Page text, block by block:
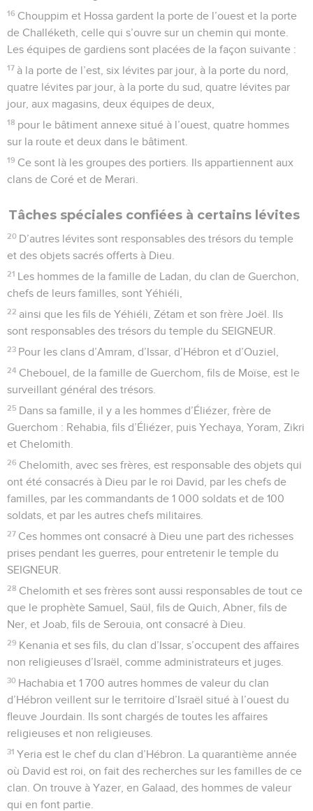
16 Chouppim et Hossa gardent la porte de l’ouest et la porte
de Challéketh, celle qui s’ouvre sur un chemin qui monte.
Les équipes de gardiens sont placées de la façon suivante :
17 à la porte de l’est, six lévites par jour, à la porte du nord,
quatre lévites par jour, à la porte du sud, quatre lévites par
jour, aux magasins, deux équipes de deux,
18 pour le bâtiment annexe situé à l’ouest, quatre hommes
sur la route et deux dans le bâtiment.
19 Ce sont là les groupes des portiers. Ils appartiennent aux
clans de Coré et de Merari.
Tâches spéciales confiées à certains lévites
20 D’autres lévites sont responsables des trésors du temple
et des objets sacrés offerts à Dieu.
21 Les hommes de la famille de Ladan, du clan de Guerchon,
chefs de leurs familles, sont Yéhiéli,
22 ainsi que les fils de Yéhiéli, Zétam et son frère Joël. Ils
sont responsables des trésors du temple du SEIGNEUR.
23 Pour les clans d’Amram, d’Issar, d’Hébron et d’Ouziel,
24 Chebouel, de la famille de Guerchom, fils de Moïse, est le
surveillant général des trésors.
25 Dans sa famille, il y a les hommes d’Éliézer, frère de
Guerchom : Rehabia, fils d’Éliézer, puis Yechaya, Yoram, Zikri
et Chelomith.
26 Chelomith, avec ses frères, est responsable des objets qui
ont été consacrés à Dieu par le roi David, par les chefs de
familles, par les commandants de 1 000 soldats et de 100
soldats, et par les autres chefs militaires.
27 Ces hommes ont consacré à Dieu une part des richesses
prises pendant les guerres, pour entretenir le temple du
SEIGNEUR.
28 Chelomith et ses frères sont aussi responsables de tout ce
que le prophète Samuel, Saül, fils de Quich, Abner, fils de
Ner, et Joab, fils de Serouia, ont consacré à Dieu.
29 Kenania et ses fils, du clan d’Issar, s’occupent des affaires
non religieuses d’Israël, comme administrateurs et juges.
30 Hachabia et 1 700 autres hommes de valeur du clan
d’Hébron veillent sur le territoire d’Israël situé à l’ouest du
fleuve Jourdain. Ils sont chargés de toutes les affaires
religieuses et non religieuses.
31 Yeria est le chef du clan d’Hébron. La quarantième année
où David est roi, on fait des recherches sur les familles de ce
clan. On trouve à Yazer, en Galaad, des hommes de valeur
qui en font partie.